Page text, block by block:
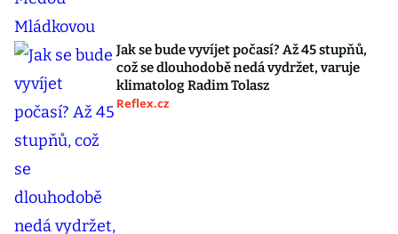
Jak se bude vyvíjet počasí? Až 45 stupňů,
což se dlouhodobě nedá vydržet, varuje
klimatolog Radim Tolasz
Reflex.cz